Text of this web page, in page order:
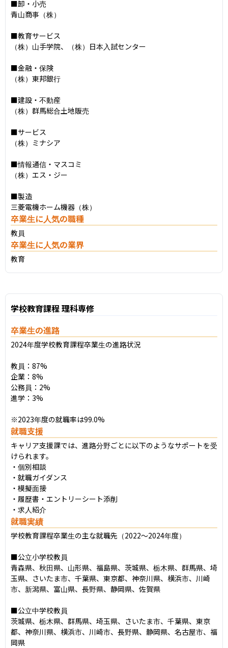
■卸・小売
青山商事（株）
■教育サービス
（株）山手学院、（株）日本入試センター
■金融・保険
（株）東邦銀行
■建設・不動産
（株）群馬総合土地販売
■サービス
（株）ミナシア
■情報通信・マスコミ
（株）エス・ジー
■製造
三菱電機ホーム機器（株）
卒業生に人気の職種
教員
卒業生に人気の業界
教育
学校教育課程 理科専修
卒業生の進路
2024年度学校教育課程卒業生の進路状況
教員：87%
企業：8%
公務員：2%
進学：3%
※2023年度の就職率は99.0%
就職支援
キャリア支援課では、進路分野ごとに以下のようなサポートを受
けられます。
・個別相談
・就職ガイダンス
・模擬面接
・履歴書・エントリーシート添削
・求人紹介
就職実績
学校教育課程卒業生の主な就職先（2022〜2024年度）
■公立小学校教員
青森県、秋田県、山形県、福島県、茨城県、栃木県、群馬県、埼
玉県、さいたま市、千葉県、東京都、神奈川県、横浜市、川崎
市、新潟県、富山県、長野県、静岡県、佐賀県
■公立中学校教員
茨城県、栃木県、群馬県、埼玉県、さいたま市、千葉県、東京
都、神奈川県、横浜市、川崎市、長野県、静岡県、名古屋市、福
岡県